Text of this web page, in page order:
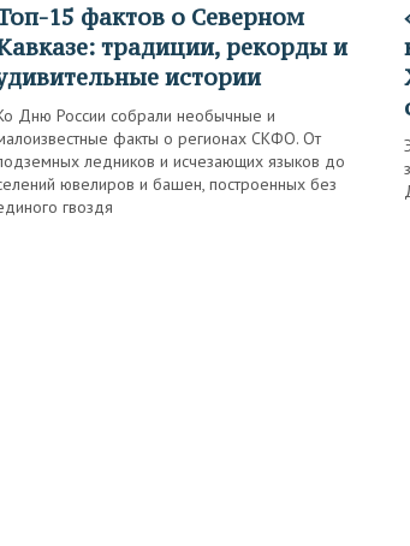
Северном
традиции, рекорды и
истории
Дню России собрали необычные и
факты о регионах СКФО. От
ледников и исчезающих языков до
ювелиров и башен, построенных без
гвоздя